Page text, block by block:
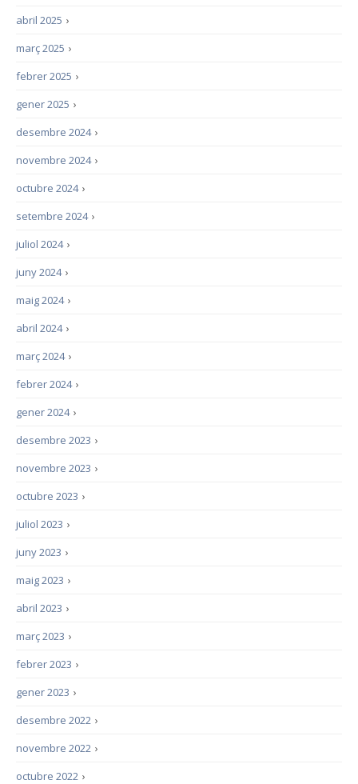
›
abril 2025
›
març 2025
›
febrer 2025
›
gener 2025
›
desembre 2024
›
novembre 2024
›
octubre 2024
›
setembre 2024
›
juliol 2024
›
juny 2024
›
maig 2024
›
abril 2024
›
març 2024
›
febrer 2024
›
gener 2024
›
desembre 2023
›
novembre 2023
›
octubre 2023
›
juliol 2023
›
juny 2023
›
maig 2023
›
abril 2023
›
març 2023
›
febrer 2023
›
gener 2023
›
desembre 2022
›
novembre 2022
›
octubre 2022